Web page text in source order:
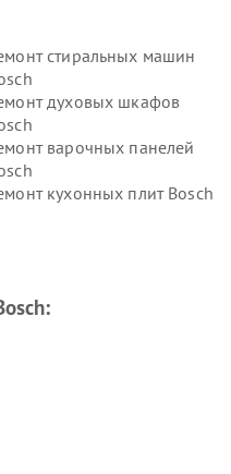
стиральных машин
духовых шкафов
варочных панелей
кухонных плит Bosch
морозильных камер